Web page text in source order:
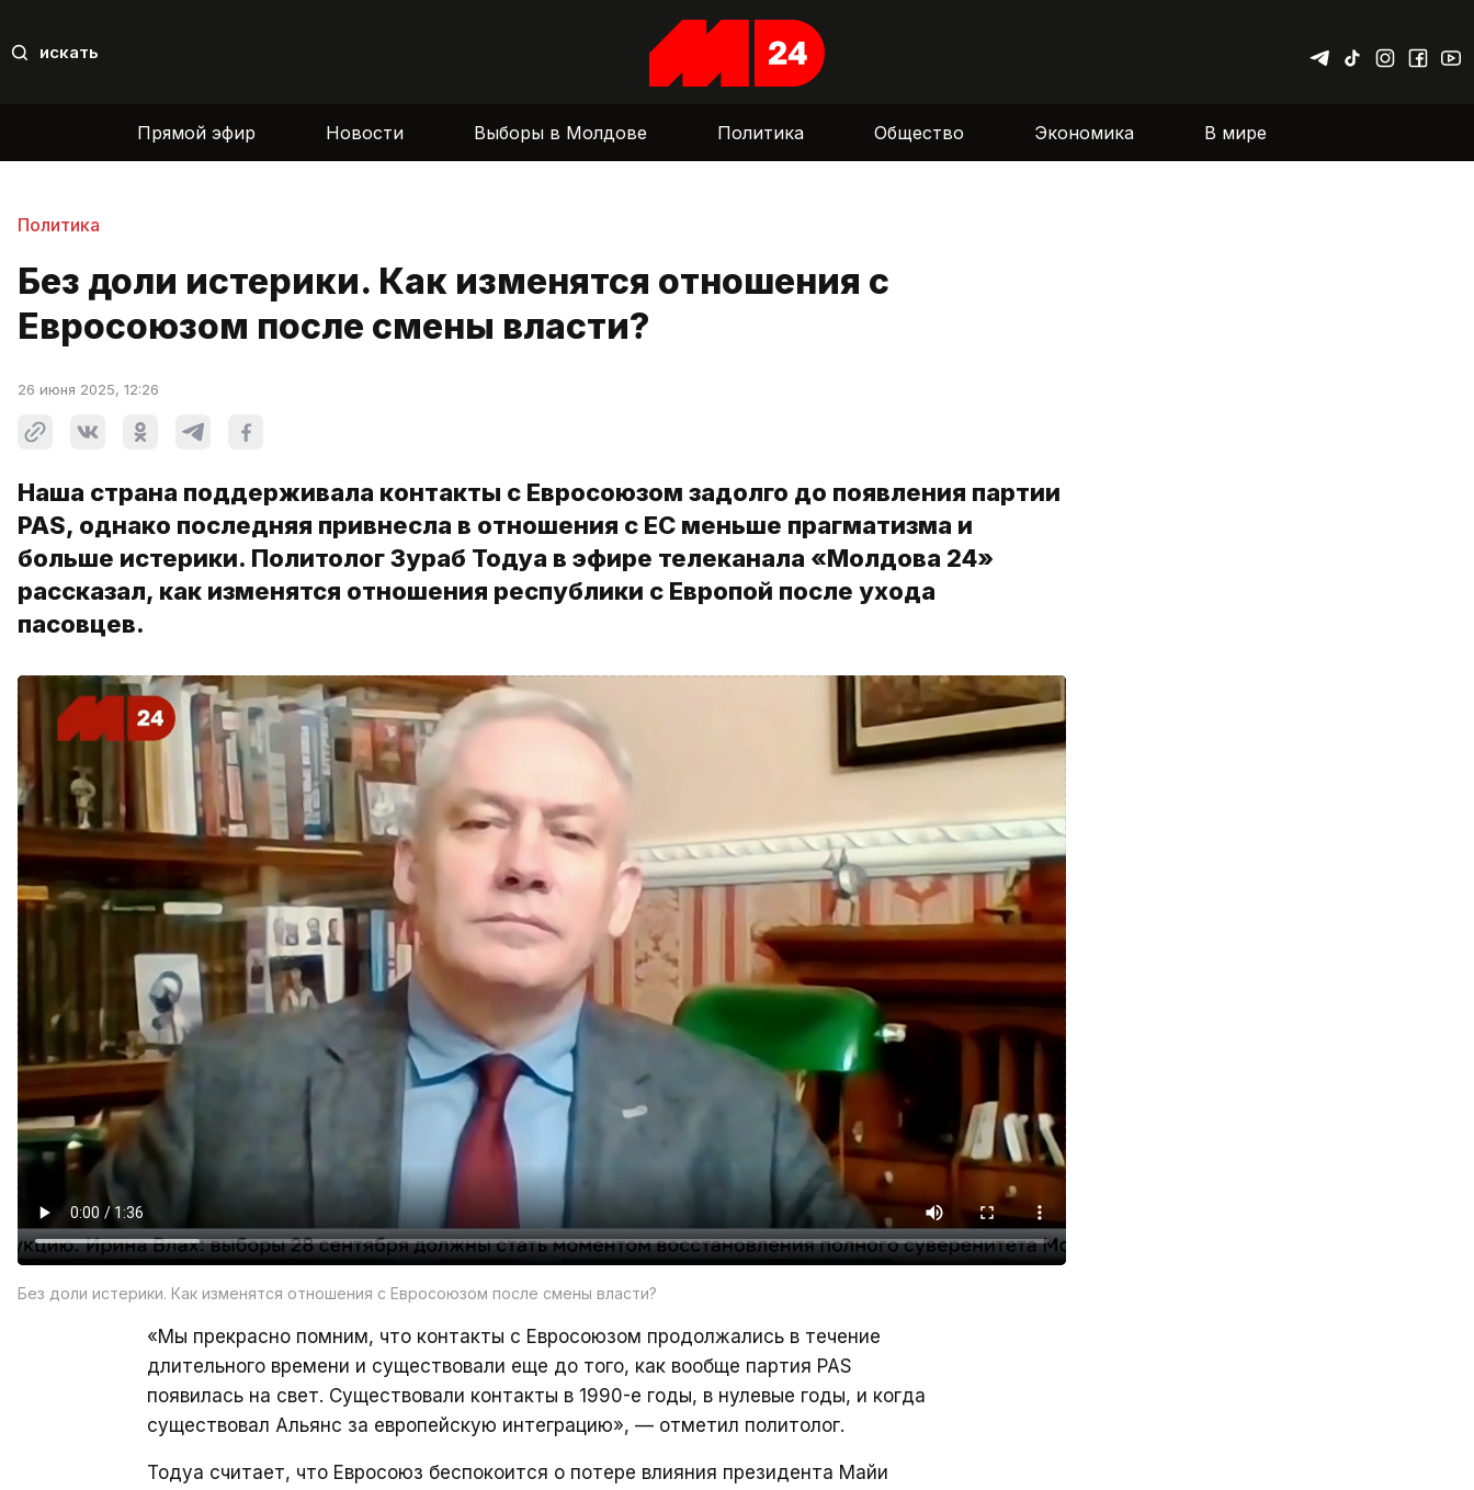
искать
Прямой эфир Новости Выборы в Молдове Политика Общество Экономика В мире
Политика
Без доли истерики. Как изменятся отношения с
Евросоюзом после смены власти?
26 июня 2025, 12:26
Наша страна поддерживала контакты с Евросоюзом задолго до появления партии
PAS, однако последняя привнесла в отношения с ЕС меньше прагматизма и
больше истерики. Политолог Зураб Тодуа в эфире телеканала «Молдова 24»
рассказал, как изменятся отношения республики с Европой после ухода
пасовцев.
Без доли истерики. Как изменятся отношения с Евросоюзом после смены власти?
«Мы прекрасно помним, что контакты с Евросоюзом продолжались в течение
длительного времени и существовали еще до того, как вообще партия PAS
появилась на свет. Существовали контакты в 1990-е годы, в нулевые годы, и когда
существовал Альянс за европейскую интеграцию», — отметил политолог.
Тодуа считает, что Евросоюз беспокоится о потере влияния президента Майи